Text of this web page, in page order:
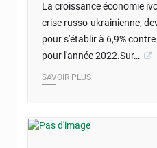
La croissance économie
crise russo-ukrainienne,
pour s'établir à 6,9%
pour l'année 2022.Sur…
SAVOIR PLUS